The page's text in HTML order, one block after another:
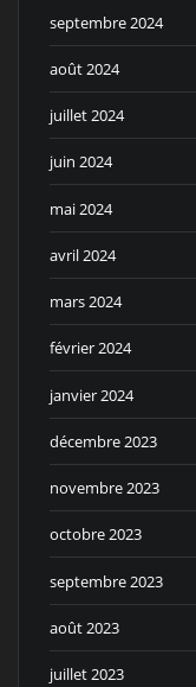
septembre 2024
août 2024
juillet 2024
juin 2024
mai 2024
avril 2024
mars 2024
février 2024
janvier 2024
décembre 2023
novembre 2023
octobre 2023
septembre 2023
août 2023
juillet 2023